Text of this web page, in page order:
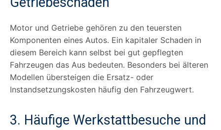
Motor und Getriebe gehören zu den teuersten
Komponenten eines Autos. Ein kapitaler Schaden in
diesem Bereich kann selbst bei gut gepflegten
Fahrzeugen das Aus bedeuten. Besonders bei älteren
Modellen übersteigen die Ersatz- oder
Instandsetzungskosten häufig den Fahrzeugwert.
3. Häufige Werkstattbesuche und